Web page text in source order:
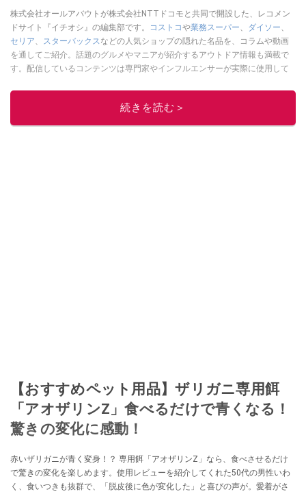
株式会社オールアバウトが株式会社NTTドコモと共同で開設した、レコメン
ドサイト『イチオシ』の編集部です。
コストコや業務スーパー ダイソー
セリア
スターバックス などの人気ショップの隠れた名品を、コラムや動画
を通してご紹介。話題のグルメやマニアが紹介するアウトドア情報も満載で
す。配信しているコンテンツは専門家やインフルエンサーが実際に使用して
ニュースでフォロー
続きを読む＞
【おすすめペット用品】ザリガニ専用餌
「アオザリンZ」食べるだけで青くなる！
驚きの変化に感動！
赤いザリガニが青く変身！？ 専用餌「アオザリンZ」なら、食べさせるだけ
で驚きの変化を楽しめます。使用レビューを紹介してくれた50代の男性いわ
く、食いつきも抜群で、「脱皮後に色が変化した」と喜びの声が。愛着がさ